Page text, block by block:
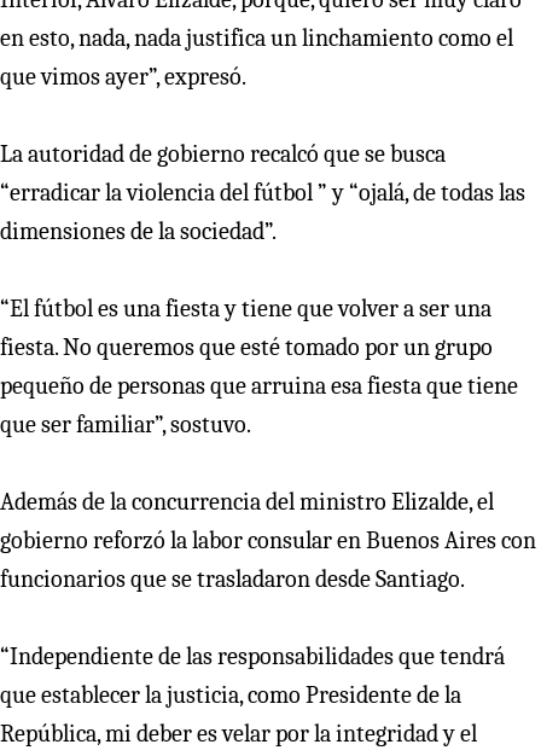
en esto, nada, nada justifica un linchamiento como el
que vimos ayer”, expresó.
La autoridad de gobierno recalcó que se busca
“erradicar la violencia del fútbol ” y “ojalá, de todas las
dimensiones de la sociedad”.
“El fútbol es una fiesta y tiene que volver a ser una
fiesta. No queremos que esté tomado por un grupo
pequeño de personas que arruina esa fiesta que tiene
que ser familiar”, sostuvo.
Además de la concurrencia del ministro Elizalde, el
gobierno reforzó la labor consular en Buenos Aires con
funcionarios que se trasladaron desde Santiago.
“Independiente de las responsabilidades que tendrá
que establecer la justicia, como Presidente de la
República, mi deber es velar por la integridad y el